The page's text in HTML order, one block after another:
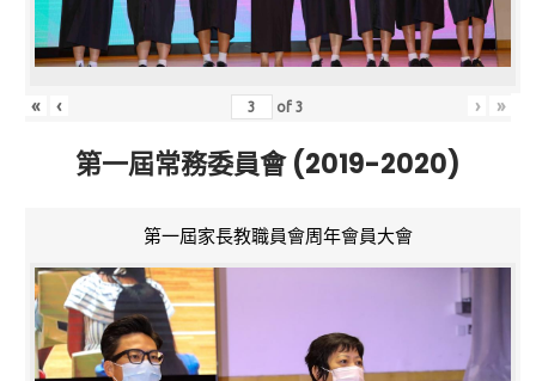
« ‹ of3 › »
第一屆常務委員會 (2019-2020)
第一屆家長教職員會周年會員大會